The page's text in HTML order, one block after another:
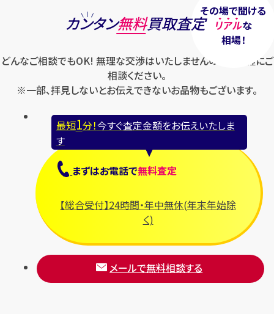
その場で聞ける
リアルな
相場！
カンタン無料買取査定
どんなご相談でもOK! 無理な交渉はいたしませんのでお気軽にご
相談ください。
※一部、拝見しないとお伝えできないお品物もございます。
最短1分！今すぐ査定金額をお伝えいたしま
す
まずはお電話で無料査定
【総合受付】24時間・年中無休(年末年始除
く)
メールで無料相談する